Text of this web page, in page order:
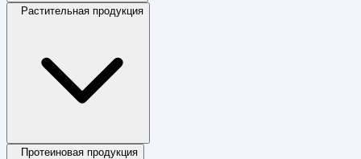
Растительная продукция
Протеиновая продукция